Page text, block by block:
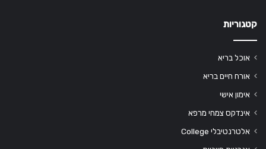
קטגוריות
אוכל בריא
אורח חיים בריא
אימון אישי
אינדקס צמחי מרפא
אלטרנטיבלי College